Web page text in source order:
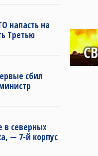
напасть на
Третью
сбил
в северных
— 7-й корпус